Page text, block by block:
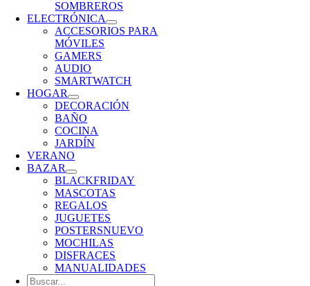
SOMBREROS
ELECTRÓNICA
ACCESORIOS PARA
MÓVILES
GAMERS
AUDIO
SMARTWATCH
HOGAR
DECORACIÓN
BAÑO
COCINA
JARDÍN
VERANO
BAZAR
BLACKFRIDAY
MASCOTAS
REGALOS
JUGUETES
POSTERSNUEVO
MOCHILAS
DISFRACES
MANUALIDADES
Buscar: